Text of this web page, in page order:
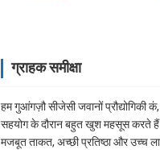
ग्राहक समीक्षा
हम गुआंगज़ौ सीजेसी जवानों प्रौद्योगिकी
सहयोग के दौरान बहुत खुश महसूस करते
मजबूत ताकत, अच्छी प्रतिष्ठा और उच्च